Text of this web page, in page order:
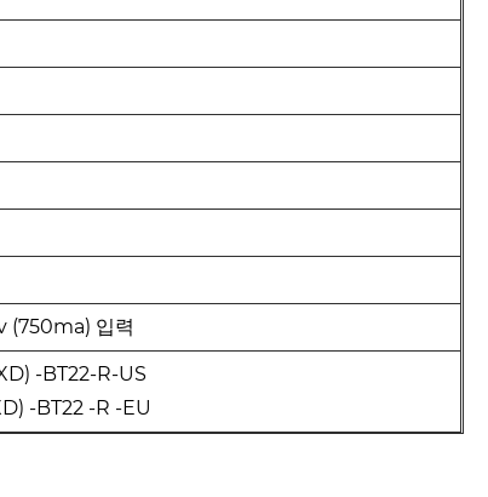
(750ma) 입력
-BT22-R-US
-BT22 -R -EU